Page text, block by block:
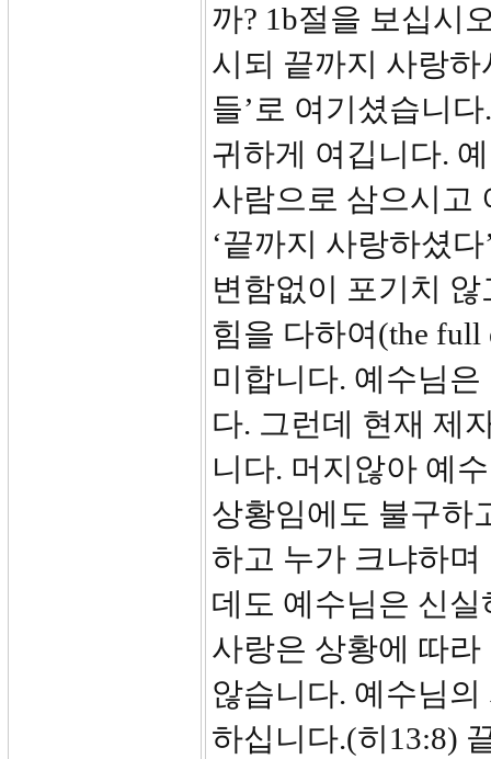
까? 1b절을 보십시
시되 끝까지 사랑
들’로 여기셨습니
귀하게 여깁니다.
사람으로 삼으시고
‘끝까지 사랑하셨
변함없이 포기치
힘을 다하여(the full
미합니다. 예수님
다. 그런데 현재 제
니다. 머지않아 예
상황임에도 불구하
하고 누가 크냐하
데도 예수님은 신
사랑은 상황에 따
않습니다. 예수님
하십니다.(히13:8)